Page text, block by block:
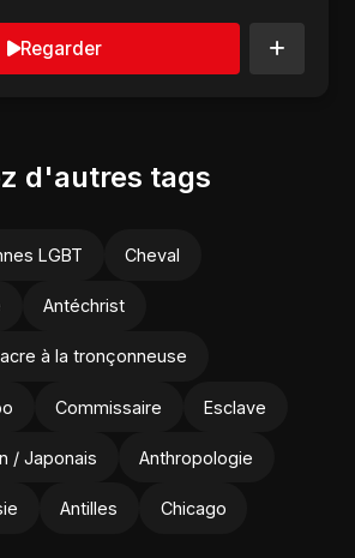
Regarder
d'autres tags
LGBT Cheval
Antéchrist
à la tronçonneuse
Commissaire Esclave
/ Japonais Anthropologie
Antilles Chicago